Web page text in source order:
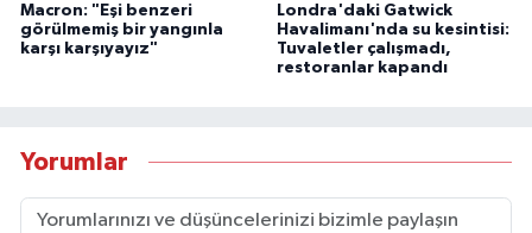
Macron: "Eşi benzeri
görülmemiş bir yangınla
karşı karşıyayız"
Londra'daki Gatwick
Havalimanı'nda su kesintisi:
Tuvaletler çalışmadı,
restoranlar kapandı
Yorumlar